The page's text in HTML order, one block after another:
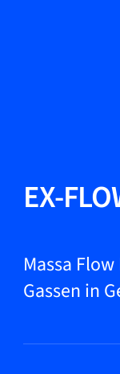
Markets
EX-
Massa
Gassen in